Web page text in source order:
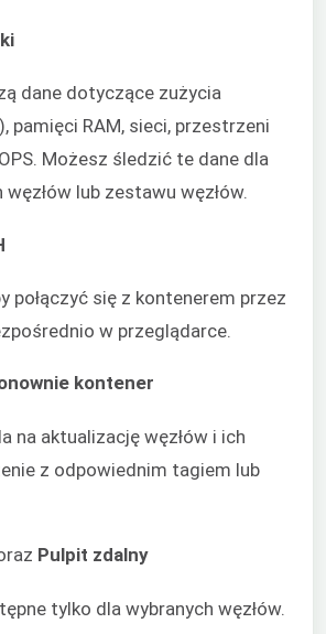
dane dotyczące zużycia
pamięci RAM, sieci, przestrzeni
Możesz śledzić te dane dla
lub zestawu węzłów.
połączyć się z kontenerem przez
w przeglądarce.
kontener
na aktualizację węzłów i ich
z odpowiednim tagiem lub
Pulpit zdalny
tylko dla wybranych węzłów.